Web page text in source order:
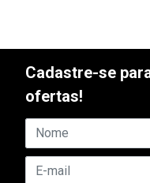
Cadastre-se
ofertas!